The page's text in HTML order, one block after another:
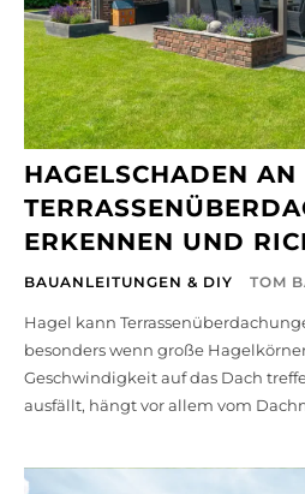
HAGELSCHADEN AN
ERKENNEN UND
BAUANLEITUNGEN & DIY TOM
Hagel kann
besonders wenn große
Geschwindigkeit auf das Dach
ausfällt, hängt vor allem vom